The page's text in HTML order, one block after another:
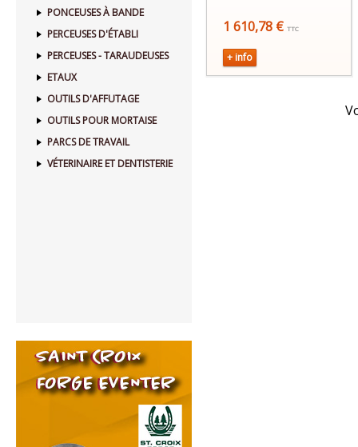
PONCEUSES À BANDE
PERCEUSES D'ÉTABLI
PERCEUSES - TARAUDEUSES
ETAUX
OUTILS D'AFFUTAGE
OUTILS POUR MORTAISE
PARCS DE TRAVAIL
VÉTERINAIRE ET DENTISTERIE
1 610,78 € TTC
+ info